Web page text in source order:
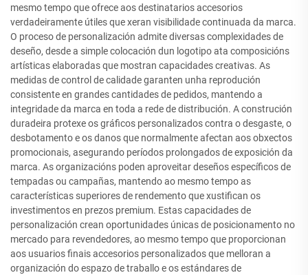
mesmo tempo que ofrece aos destinatarios accesorios
verdadeiramente útiles que xeran visibilidade continuada da marca.
O proceso de personalización admite diversas complexidades de
deseño, desde a simple colocación dun logotipo ata composicións
artísticas elaboradas que mostran capacidades creativas. As
medidas de control de calidade garanten unha reprodución
consistente en grandes cantidades de pedidos, mantendo a
integridade da marca en toda a rede de distribución. A construción
duradeira protexe os gráficos personalizados contra o desgaste, o
desbotamento e os danos que normalmente afectan aos obxectos
promocionais, asegurando períodos prolongados de exposición da
marca. As organizacións poden aproveitar deseños específicos de
tempadas ou campañas, mantendo ao mesmo tempo as
características superiores de rendemento que xustifican os
investimentos en prezos premium. Estas capacidades de
personalización crean oportunidades únicas de posicionamento no
mercado para revendedores, ao mesmo tempo que proporcionan
aos usuarios finais accesorios personalizados que melloran a
organización do espazo de traballo e os estándares de